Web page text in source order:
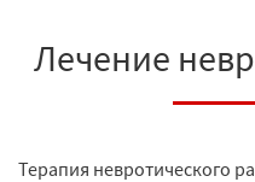
Лечение
Терапия невротического